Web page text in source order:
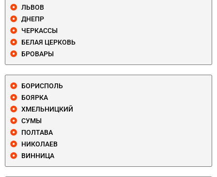
ЛЬВОВ
ДНЕПР
ЧЕРКАССЫ
БЕЛАЯ ЦЕРКОВЬ
БРОВАРЫ
БОРИСПОЛЬ
БОЯРКА
ХМЕЛЬНИЦКИЙ
СУМЫ
ПОЛТАВА
НИКОЛАЕВ
ВИННИЦА